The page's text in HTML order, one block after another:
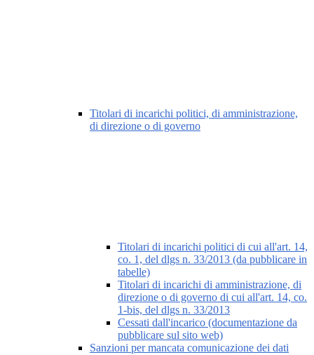
Titolari di incarichi politici, di amministrazione,
di direzione o di governo
Titolari di incarichi politici di cui all'art. 14,
co. 1, del dlgs n. 33/2013 (da pubblicare in
tabelle)
Titolari di incarichi di amministrazione, di
direzione o di governo di cui all'art. 14, co.
1-bis, del dlgs n. 33/2013
Cessati dall'incarico (documentazione da
pubblicare sul sito web)
Sanzioni per mancata comunicazione dei dati